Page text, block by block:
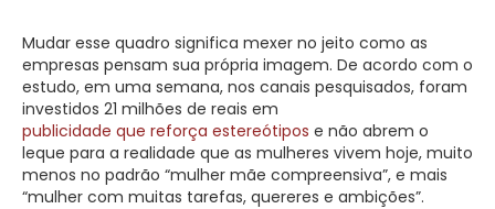
Mudar esse quadro significa mexer no jeito como as
empresas pensam sua própria imagem. De acordo com o
estudo, em uma semana, nos canais pesquisados, foram
investidos 21 milhões de reais em
publicidade que reforça estereótipos e não abrem o
leque para a realidade que as mulheres vivem hoje, muito
menos no padrão “mulher mãe compreensiva”, e mais
“mulher com muitas tarefas, quereres e ambições”.